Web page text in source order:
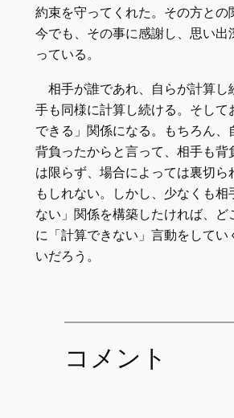
約束を守ってくれた。その方との
今でも、その事に感謝し、思い出
っている。
相手が誰であれ、自らが計算し
手も同様に計算し続ける。そして
できる」関係になる。もちろん、
背負ったからと言って、相手も背
は限らず、場合によっては裏切ら
もしれない。しかし、少なくも相
ない」関係を構築したければ、ど
に「計算できない」言動をしてい
いだろう。
コメント